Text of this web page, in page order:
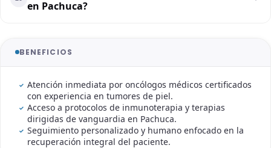
en Pachuca?
BENEFICIOS
Atención inmediata por oncólogos médicos certificados
con experiencia en tumores de piel.
Acceso a protocolos de inmunoterapia y terapias
dirigidas de vanguardia en Pachuca.
Seguimiento personalizado y humano enfocado en la
recuperación integral del paciente.